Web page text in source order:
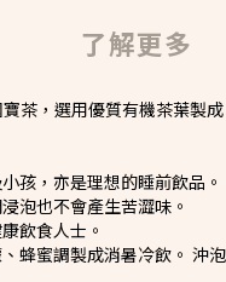
了解更多
，選用優質有機茶葉製
孩，亦是理想的睡前飲品。
泡也不會產生苦澀味。
飲食人士。
蜂蜜調製成消暑冷飲。